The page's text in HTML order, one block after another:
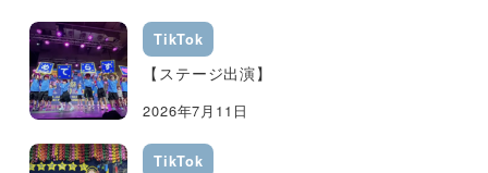
TikTok
【ステージ出演】
2026年7月11日
TikTok